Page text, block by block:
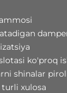
ko'proq
shinalar
turli xulosa